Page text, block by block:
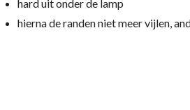
hard uit onder de lamp
hierna de randen niet meer vijlen,